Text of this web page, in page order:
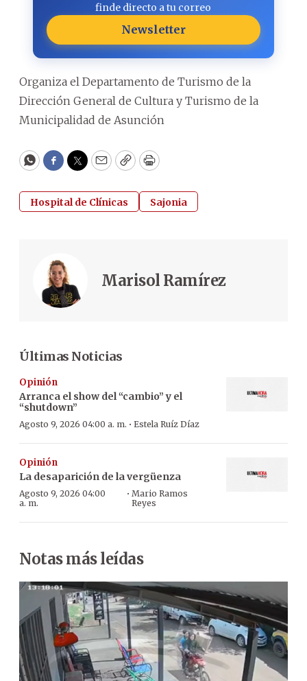
finde directo a tu correo
Newsletter
Organiza el Departamento de Turismo de la
Dirección General de Cultura y Turismo de la
Municipalidad de Asunción
WhatsApp
Facebook
Twitter
EmailCopyPrint
Hospital de Clínicas Sajonia
Marisol Ramírez
Últimas Noticias
Opinión
Arranca el show del “cambio” y el
“shutdown”
Agosto 9, 2026 04:00 a. m. · Estela Ruíz Díaz
Opinión
La desaparición de la vergüenza
Agosto 9, 2026 04:00
a. m.
· Mario Ramos
Reyes
Notas más leídas